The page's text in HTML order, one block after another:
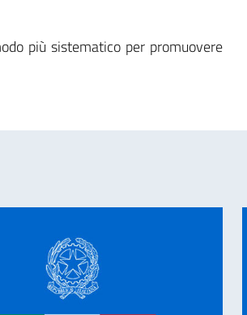
più sistematico per promuovere